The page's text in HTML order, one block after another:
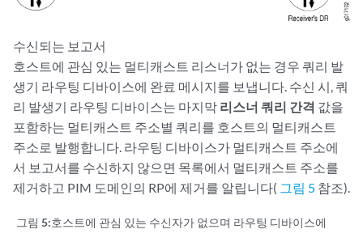
수신되는 보고서
호스트에 관심 있는 멀티캐스트 리스너가 없는 경우 쿼리 발
생기 라우팅 디바이스에 완료 메시지를 보냅니다. 수신 시, 쿼
리 발생기 라우팅 디바이스는 마지막 리스너 쿼리 간격 값을
포함하는 멀티캐스트 주소별 쿼리를 호스트의 멀티캐스트
주소로 발행합니다. 라우팅 디바이스가 멀티캐스트 주소에
서 보고서를 수신하지 않으면 목록에서 멀티캐스트 주소를
제거하고 PIM 도메인의 RP에 제거를 알립니다( 그림 5 참조).
그림 5:호스트에 관심 있는 수신자가 없으며 라우팅 디바이스에